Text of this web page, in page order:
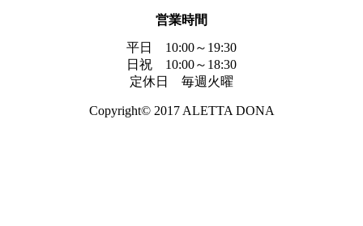
営業時間
平日 10:00～19:30
日祝 10:00～18:30
定休日 毎週火曜
Copyright© 2017 ALETTA DONA